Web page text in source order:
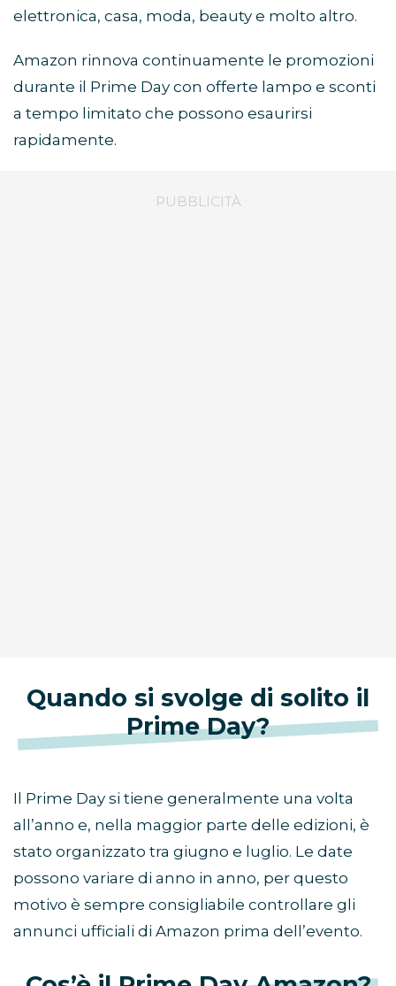
elettronica, casa, moda, beauty e molto altro.
Amazon rinnova continuamente le promozioni
durante il Prime Day con offerte lampo e sconti
a tempo limitato che possono esaurirsi
rapidamente.
Quando si svolge di solito il
Prime Day?
Il Prime Day si tiene generalmente una volta
all’anno e, nella maggior parte delle edizioni, è
stato organizzato tra giugno e luglio. Le date
possono variare di anno in anno, per questo
motivo è sempre consigliabile controllare gli
annunci ufficiali di Amazon prima dell’evento.